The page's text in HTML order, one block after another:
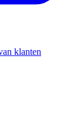
klanten